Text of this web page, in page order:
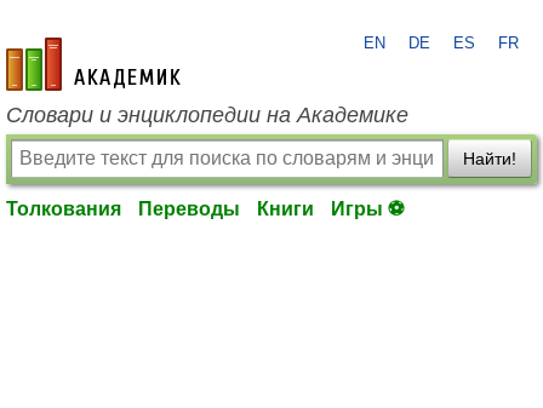
academic.ru
EN DE ES FR
Словари и энциклопедии на Академике
Найти!
Толкования Переводы Книги Игры ⚽